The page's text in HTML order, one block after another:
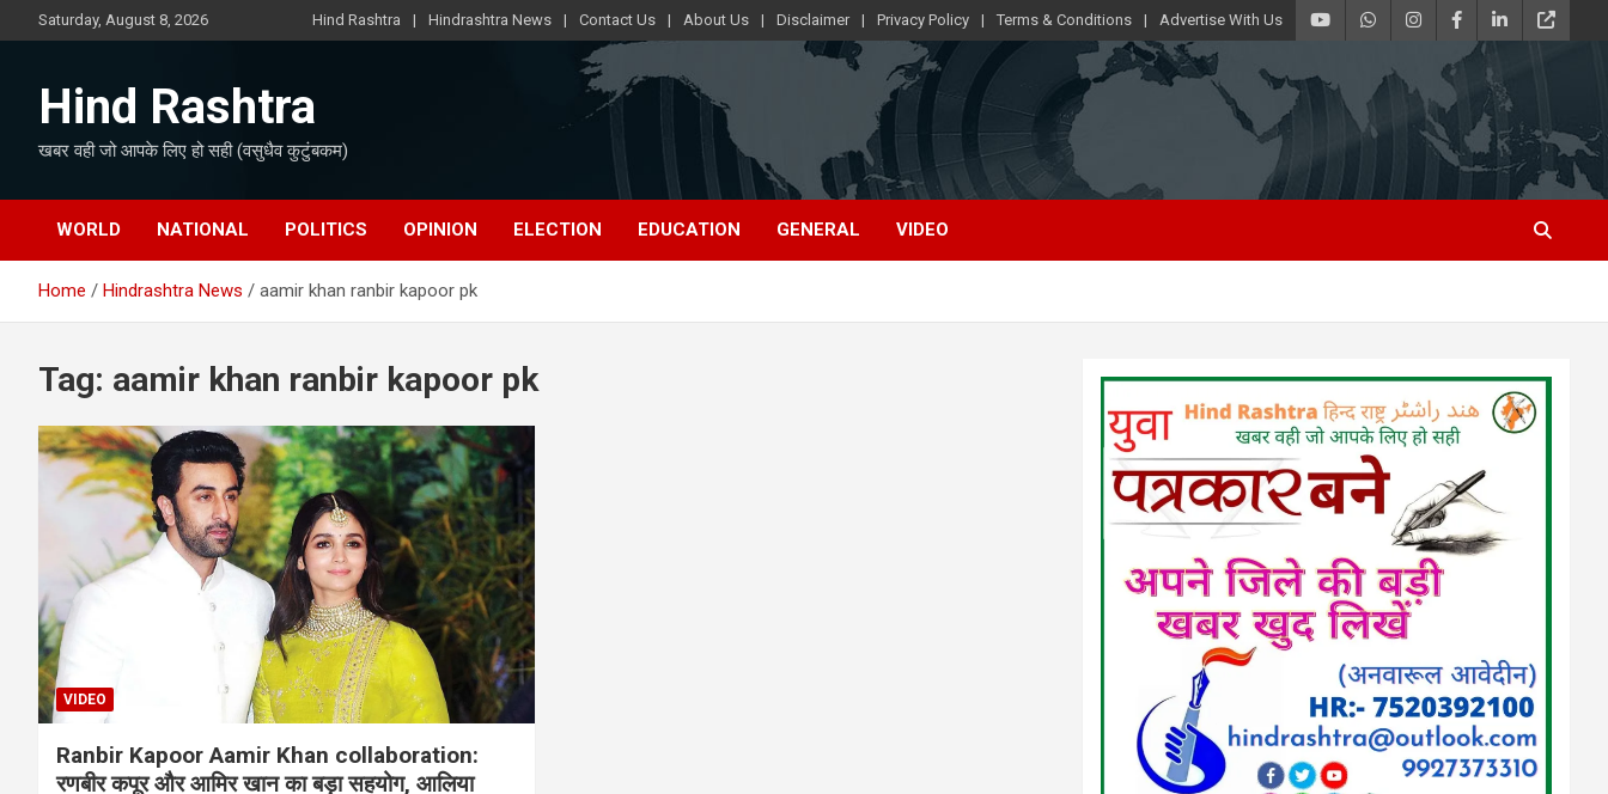
to
Saturday, August 8, 2026 Hind Rashtra Hindrashtra News Contact Us About Us Disclaimer Privacy Policy Terms & Conditions Advertise With Us
Hind Rashtra
खबर वही जो आपके लिए हो सही (वसुधैव कुटुंबकम)
WORLD NATIONAL POLITICS OPINION ELECTION EDUCATION GENERAL VIDEO
Home Hindrashtra News aamir khan ranbir kapoor pk
Tag: aamir khan ranbir kapoor pk
VIDEO
Ranbir Kapoor Aamir Khan collaboration:
रणबीर कपूर और आमिर खान का बड़ा सहयोग, आलिया